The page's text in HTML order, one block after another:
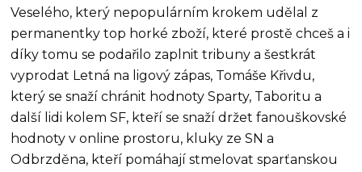
Veselého, který nepopulárním krokem udělal z
permanentky top horké zboží, které prostě chceš a i
díky tomu se podařilo zaplnit tribuny a šestkrát
vyprodat Letná na ligový zápas, Tomáše Křivdu,
který se snaží chránit hodnoty Sparty, Taboritu a
další lidi kolem SF, kteří se snaží držet fanouškovské
hodnoty v online prostoru, kluky ze SN a
Odbrzděna, kteří pomáhají stmelovat sparťanskou